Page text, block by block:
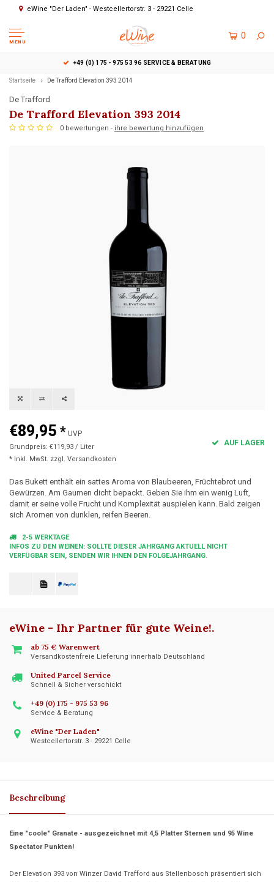
eWine "Der Laden" - Westcellertorstr. 3 - 29221 Celle
MENU
0
+49 (0) 175 - 975 53 96 SERVICE & BERATUNG
Startseite De Trafford Elevation 393 2014
De Trafford
De Trafford Elevation 393 2014
0 bewertungen - ihre bewertung hinzufügen
€89,95 * UVP
Grundpreis: €119,93 / Liter
* Inkl. MwSt. zzgl. Versandkosten
AUF LAGER
Das Bukett enthält ein sattes Aroma von Blaubeeren, Früchtebrot und
Gewürzen. Am Gaumen dicht bepackt. Geben Sie ihm ein wenig Luft,
damit er seine volle Frucht und Komplexität auspielen kann. Bald zeigen
sich Aromen von dunklen, reifen Beeren.
2-5 WERKTAGE
INFOS ZU DEN WEINEN: SOLLTE DIESER JAHRGANG AKTUELL NICHT
VERFÜGBAR SEIN, SENDEN WIR IHNEN DEN FOLGEJAHRGANG.
eWine - Ihr Partner für gute Weine!.
ab 75 € Warenwert
Versandkostenfreie Lieferung innerhalb Deutschland
United Parcel Service
Schnell & Sicher verschickt
+49 (0) 175 - 975 53 96
Service & Beratung
eWine "Der Laden"
Westcellertorstr. 3 - 29221 Celle
Beschreibung
Eine "coole" Granate - ausgezeichnet mit 4,5 Platter Sternen und 95 Wine
Spectator Punkten!
Der Elevation 393 von Winzer David Trafford aus Stellenbosch präsentiert sich